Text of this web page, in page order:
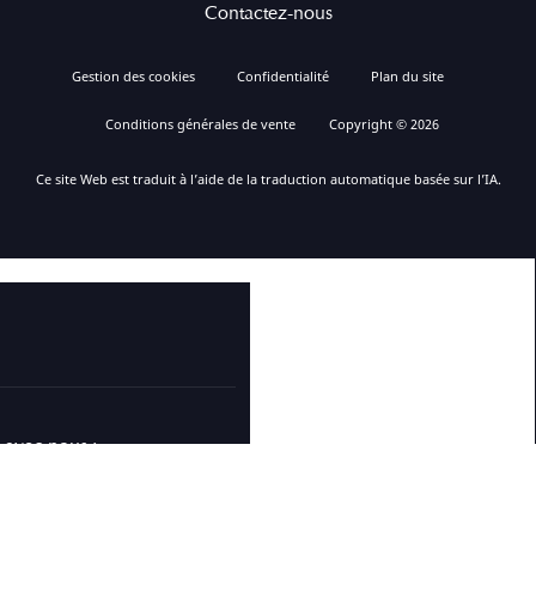
Contactez-nous
Gestion des cookies Confidentialité Plan du site
Conditions générales de vente Copyright © 2026
Ce site Web est traduit à l’aide de la traduction automatique basée sur l’IA.